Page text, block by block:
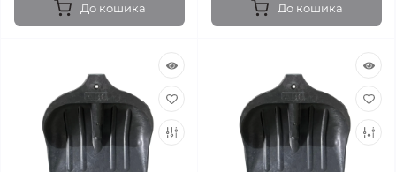
До кошика До кошика